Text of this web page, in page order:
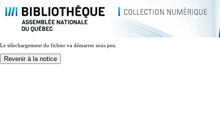
Le télechargement du fichier va démarrer sous peu.